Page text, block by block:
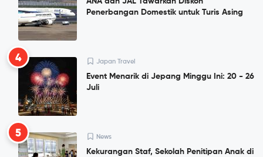
Penerbangan Domestik untuk Turis Asing
4 Japan Travel
Event Menarik di Jepang Minggu Ini: 20 - 26
Juli
5 News
Kekurangan Staf, Sekolah Penitipan Anak di